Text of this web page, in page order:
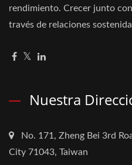
rendimiento. Crecer junto
través de relaciones
Nuestra
No. 171, Zheng Bei 3rd
City 71043, Taiwan